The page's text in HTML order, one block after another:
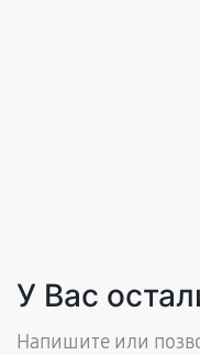
У Вас
Напишите или